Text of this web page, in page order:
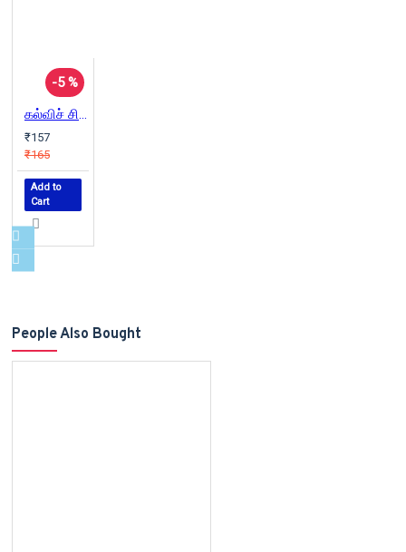
-5 %
கல்விச் சிக்கல்கள்
₹157
₹165
Add to
Cart
People Also Bought